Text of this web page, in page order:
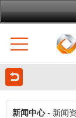
新闻中心- 新闻